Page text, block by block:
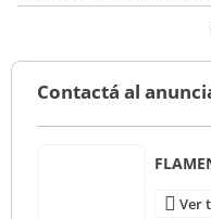
Contactá al
Ver